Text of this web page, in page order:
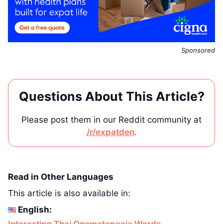
Sponsored
Questions About This Article?
Please post them in our Reddit community at
/r/expatden.
Read in Other Languages
This article is also available in:
English: